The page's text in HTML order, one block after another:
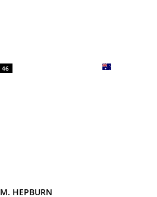
46
M. HEPBURN